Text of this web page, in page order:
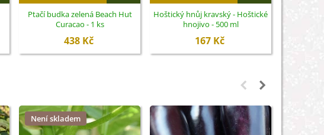
Ptačí budka zelená Beach Hut
Curacao - 1 ks
438 Kč
Hoštický hnůj kravský - Hoštické
hnojivo - 500 ml
167 Kč
Není skladem